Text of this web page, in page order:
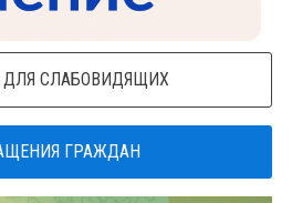
ДЛЯ СЛАБОВИДЯЩИХ
ГРАЖДАН